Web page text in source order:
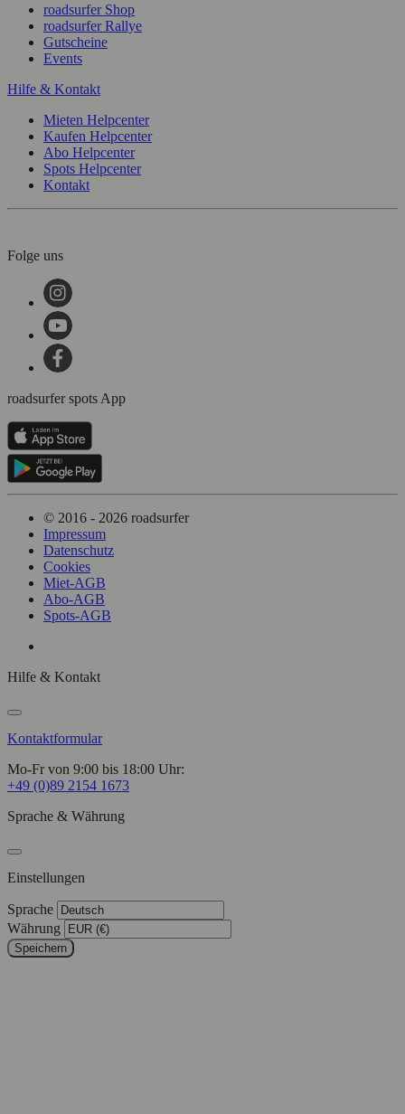
roadsurfer Shop
roadsurfer Rallye
Gutscheine
Events
Hilfe & Kontakt
Mieten Helpcenter
Kaufen Helpcenter
Abo Helpcenter
Spots Helpcenter
Kontakt
Folge uns
roadsurfer spots App
© 2016 - 2026 roadsurfer
Impressum
Datenschutz
Cookies
Miet-AGB
Abo-AGB
Spots-AGB
Hilfe & Kontakt
Kontaktformular
Mo-Fr von 9:00 bis 18:00 Uhr:
+49 (0)89 2154 1673
Sprache & Währung
Einstellungen
Sprache
Währung
Speichern